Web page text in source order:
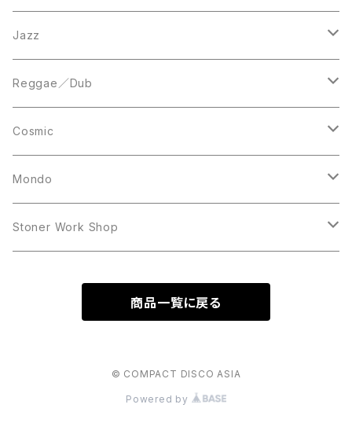
LP
Acetate Press
10inch
LP
12inch
LP
Jazz
LP
12inch
Reggae／Dub
LP
12inch
Cosmic
12inch
LP
Mondo
LP
Stoner Work Shop
商品一覧に戻る
© COMPACT DISCO ASIA
Powered by